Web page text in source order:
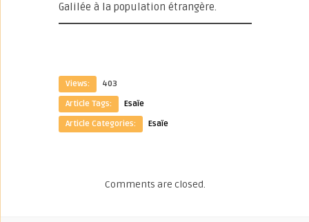
Galilée à la population étrangère.
Views:
403
Article Tags:
Esaïe
Article Categories:
Esaïe
Comments are closed.